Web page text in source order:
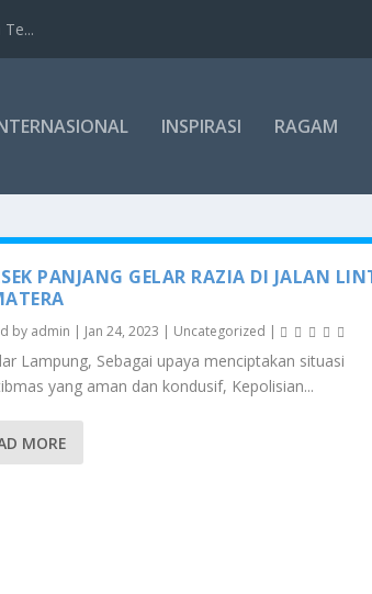
INSPIRASI RAGAM
PANJANG GELAR RAZIA DI JALAN
by admin | Jan 24, 2023 | Uncategorized |
Lampung, Sebagai upaya menciptakan situasi
yang aman dan kondusif, Kepolisian...
MORE